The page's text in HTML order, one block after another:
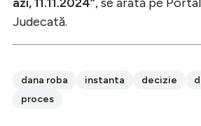
Judecată.
dana roba instanta decizie
proces